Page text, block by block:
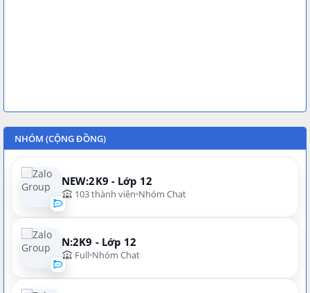
NHÓM (CỘNG ĐỒNG)
NEW:2K9 - Lớp 12
103 thành viên Nhóm Chat
N:2K9 - Lớp 12
Full Nhóm Chat